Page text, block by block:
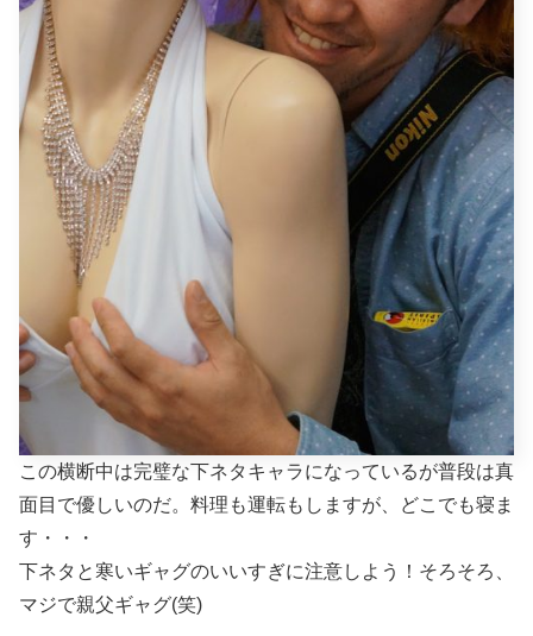
この横断中は完璧な下ネタキャラになっているが普段は真
面目で優しいのだ。料理も運転もしますが、どこでも寝ま
す・・・
下ネタと寒いギャグのいいすぎに注意しよう！そろそろ、
マジで親父ギャグ(笑)